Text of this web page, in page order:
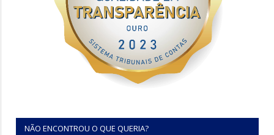
NÃO ENCONTROU O QUE QUERIA?